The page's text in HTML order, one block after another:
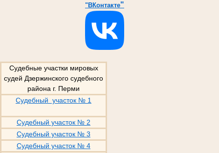
"ВКонтакте"
Судебные участки мировых
судей Дзержинского судебного
района г. Перми
Судебный участок № 1
Судебный участок № 2
Судебный участок № 3
Судебный участок № 4